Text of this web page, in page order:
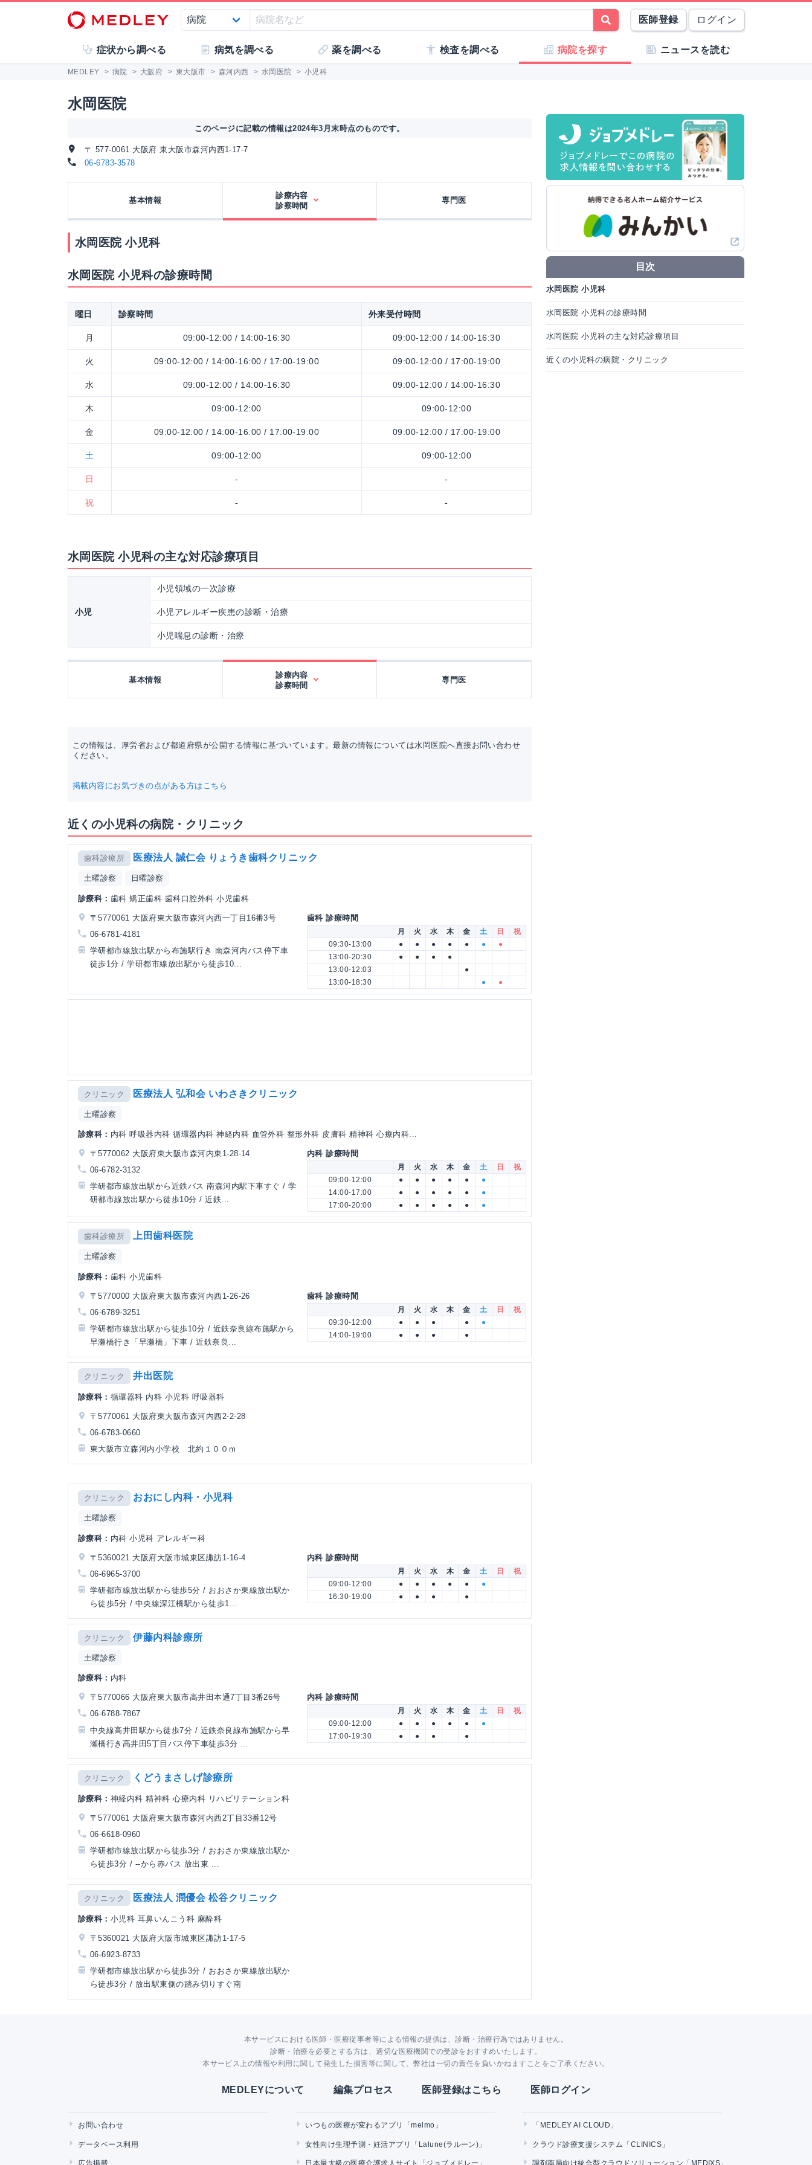
医師登録 ログイン
症状から調べる 病気を調べる 薬を調べる 検査を調べる 病院を探す ニュースを読む
MEDLEY > 病院 > 大阪府 > 東大阪市 > 森河内西 > 水岡医院 > 小児科
水岡医院
このページに記載の情報は2024年3月末時点のものです。
〒 577-0061 大阪府 東大阪市森河内西1-17-7
06-6783-3578
基本情報
診療内容
診察時間
専門医
水岡医院 小児科
水岡医院 小児科の診療時間
曜日 診察時間 外来受付時間
月 09:00-12:00 / 14:00-16:30 09:00-12:00 / 14:00-16:30
火 09:00-12:00 / 14:00-16:00 / 17:00-19:00 09:00-12:00 / 17:00-19:00
水 09:00-12:00 / 14:00-16:30 09:00-12:00 / 14:00-16:30
木 09:00-12:00 09:00-12:00
金 09:00-12:00 / 14:00-16:00 / 17:00-19:00 09:00-12:00 / 17:00-19:00
土 09:00-12:00 09:00-12:00
日 - -
祝 - -
水岡医院 小児科の主な対応診療項目
小児
小児領域の一次診療
小児アレルギー疾患の診断・治療
小児喘息の診断・治療
基本情報
診療内容
診察時間
専門医
この情報は、厚労省および都道府県が公開する情報に基づいています。最新の情報については水岡医院へ直接お問い合わせ
ください。
掲載内容にお気づきの点がある方はこちら
近くの小児科の病院・クリニック
歯科診療所 医療法人 誠仁会 りょうき歯科クリニック
土曜診察 日曜診察
診療科： 歯科 矯正歯科 歯科口腔外科 小児歯科
〒5770061 大阪府東大阪市森河内西一丁目16番3号
06-6781-4181
学研都市線放出駅から布施駅行き 南森河内バス停下車
徒歩1分 / 学研都市線放出駅から徒歩10...
歯科 診療時間
月 火 水 木 金 土 日
祝
09:30-13:00
● ● ● ● ● ●
●
13:00-20:30
● ● ●
●
13:00-12:03
●
13:00-18:30
● ●
クリニック 医療法人 弘和会 いわさきクリニック
土曜診察
診療科： 内科 呼吸器内科 循環器内科 神経内科 血管外科 整形外科 皮膚科 精神科 心療内科...
〒5770062 大阪府東大阪市森河内東1-28-14
06-6782-3132
学研都市線放出駅から近鉄バス 南森河内駅下車すぐ / 学
研都市線放出駅から徒歩10分 / 近鉄...
内科 診療時間
月 火 水 木 金 土 日
祝
09:00-12:00
● ● ● ● ●
●
14:00-17:00
● ● ● ● ●
●
17:00-20:00
● ● ● ● ● ●
歯科診療所 上田歯科医院
土曜診察
診療科： 歯科 小児歯科
〒5770000 大阪府東大阪市森河内西1-26-26
06-6789-3251
学研都市線放出駅から徒歩10分 / 近鉄奈良線布施駅から
早瀬橋行き「早瀬橋」下車 / 近鉄奈良...
歯科 診療時間
月 火 水 木 金 土 日
祝
09:30-12:00
● ● ● ●
●
14:00-19:00
● ● ● ●
クリニック 井出医院
診療科： 循環器科 内科 小児科 呼吸器科
〒5770061 大阪府東大阪市森河内西2-2-28
06-6783-0660
東大阪市立森河内小学校 北約１００ｍ
クリニック おおにし内科・小児科
土曜診察
診療科： 内科 小児科 アレルギー科
〒5360021 大阪府大阪市城東区諏訪1-16-4
06-6965-3700
学研都市線放出駅から徒歩5分 / おおさか東線放出駅か
ら徒歩5分 / 中央線深江橋駅から徒歩1...
内科 診療時間
月 火 水 木 金 土 日
祝
09:00-12:00
● ● ● ● ●
●
16:30-19:00
● ● ● ●
クリニック 伊藤内科診療所
土曜診察
診療科： 内科
〒5770066 大阪府東大阪市高井田本通7丁目3番26号
06-6788-7867
中央線高井田駅から徒歩7分 / 近鉄奈良線布施駅から早
瀬橋行き高井田5丁目バス停下車徒歩3分 ...
内科 診療時間
月 火 水 木 金 土 日
祝
09:00-12:00
● ● ● ● ●
●
17:00-19:30
● ● ● ●
クリニック くどうまさしげ診療所
診療科： 神経内科 精神科 心療内科 リハビリテーション科
〒5770061 大阪府東大阪市森河内西2丁目33番12号
06-6618-0960
学研都市線放出駅から徒歩3分 / おおさか東線放出駅か
ら徒歩3分 / --から赤バス 放出東 ...
クリニック 医療法人 潤優会 松谷クリニック
診療科： 小児科 耳鼻いんこう科 麻酔科
〒5360021 大阪府大阪市城東区諏訪1-17-5
06-6923-8733
学研都市線放出駅から徒歩3分 / おおさか東線放出駅か
ら徒歩3分 / 放出駅東側の踏み切りすぐ南
目次
水岡医院 小児科
水岡医院 小児科の診療時間
水岡医院 小児科の主な対応診療項目
近くの小児科の病院・クリニック
本サービスにおける医師・医療従事者等による情報の提供は、診断・治療行為ではありません。
診断・治療を必要とする方は、適切な医療機関での受診をおすすめいたします。
本サービス上の情報や利用に関して発生した損害等に関して、弊社は一切の責任を負いかねますことをご了承ください。
MEDLEYについて 編集プロセス 医師登録はこちら 医師ログイン
お問い合わせ
データベース利用
広告掲載
いつもの医療が変わるアプリ「melmo」
女性向け生理予測・妊活アプリ「Lalune(ラルーン)」
日本最大級の医療介護求人サイト「ジョブメドレー」
「MEDLEY AI CLOUD」
クラウド診療支援システム「CLINICS」
調剤薬局向け統合型クラウドソリューション「MEDIXS」